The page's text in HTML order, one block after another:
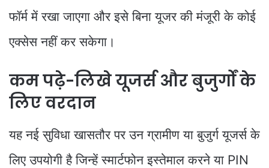
फॉर्म में रखा जाएगा और इसे बिना यूजर की मंजूरी के कोई
एक्सेस नहीं कर सकेगा।
कम पढ़े-लिखे यूजर्स और बुजुर्गों के
लिए वरदान
यह नई सुविधा खासतौर पर उन ग्रामीण या बुजुर्ग यूजर्स के
लिए उपयोगी है जिन्हें स्मार्टफोन इस्तेमाल करने या PIN